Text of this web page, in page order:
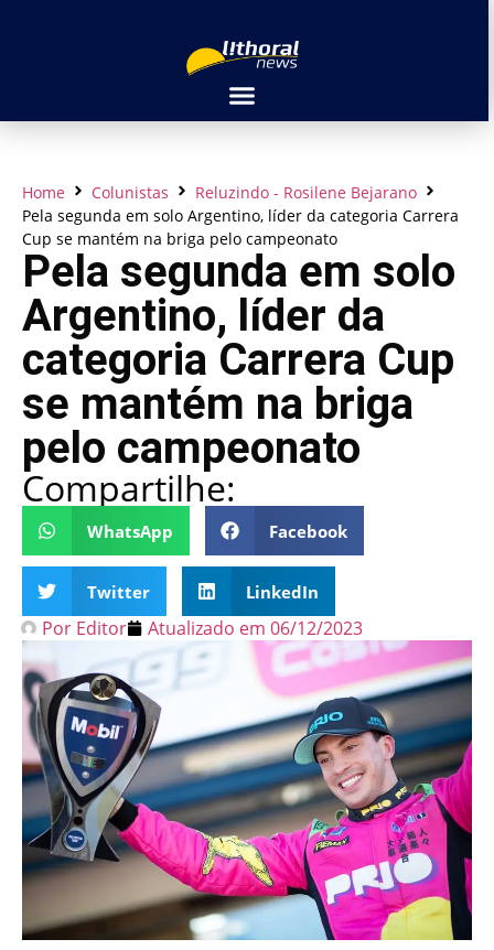
Home Colunistas
Reluzindo - Rosilene Bejarano
Pela segunda em solo Argentino, líder da categoria Carrera
Cup se mantém na briga pelo campeonato
Pela segunda em solo
Argentino, líder da
categoria Carrera Cup
se mantém na briga
pelo campeonato
Compartilhe:
WhatsApp Facebook
Twitter LinkedIn
Por Editor Atualizado em 06/12/2023